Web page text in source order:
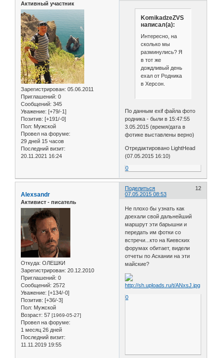
Активный участник
Зарегистрирован: 05.06.2011
Приглашений: 0
Сообщений: 345
Уважение: [+79/-1]
Позитив: [+191/-0]
Пол: Мужской
Провел на форуме:
29 дней 15 часов
Последний визит:
20.11.2021 16:24
KomikadzeZVS
написал(а):
Интересно, на
сколько мы
разминулись? Я
в тот же
дождливый день
ехал от Родника
в Херсон.
По данным exif файла фото
родника - были в 15:47:55
3.05.2015 (время/дата в
фотике выставлены верно)
Отредактировано LightHead
(07.05.2015 16:10)
0
Поделиться
12
07.05.2015 08:53
Alexsandr
Активист - писатель
Откуда: ОЛЕШКИ
Зарегистрирован: 20.12.2010
Приглашений: 0
Сообщений: 2572
Уважение: [+134/-0]
Позитив: [+36/-3]
Пол: Мужской
Возраст: 57 [1969-05-27]
Провел на форуме:
1 месяц 26 дней
Последний визит:
11.11.2019 19:55
Не плохо бы узнать как
доехали свой дальнейший
маршрут эти барышни и
передать им фотки со
встречи...кто на Киевских
форумах обитает, видели
отчеты по Аскании на эти
майские?
0